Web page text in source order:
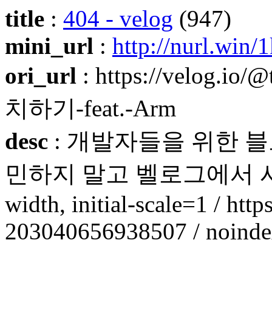
title : 404 - velog (947)
mini_url : http://nurl.win/
ori_url : https://velog.io/
치하기-feat.-Arm
desc : 개발자들을 위한
민하지 말고 벨로그에서
width, initial-scale=1 /
203040656938507 /